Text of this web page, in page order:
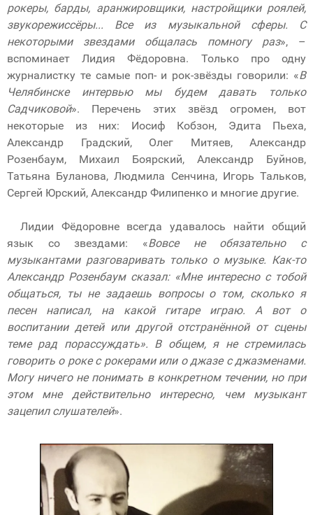
рокеры, барды, аранжировщики, настройщики роялей,
звукорежиссёры... Все из музыкальной сферы. С
некоторыми звездами общалась помногу раз», –
вспоминает Лидия Фёдоровна. Только про одну
журналистку те самые поп- и рок-звёзды говорили: «В
Челябинске интервью мы будем давать только
Садчиковой». Перечень этих звёзд огромен, вот
некоторые из них: Иосиф Кобзон, Эдита Пьеха,
Александр Градский, Олег Митяев, Александр
Розенбаум, Михаил Боярский, Александр Буйнов,
Татьяна Буланова, Людмила Сенчина, Игорь Тальков,
Сергей Юрский, Александр Филипенко и многие другие.
Лидии Фёдоровне всегда удавалось найти общий
язык со звездами: «Вовсе не обязательно с
музыкантами разговаривать только о музыке. Как-то
Александр Розенбаум сказал: «Мне интересно с тобой
общаться, ты не задаешь вопросы о том, сколько я
песен написал, на какой гитаре играю. А вот о
воспитании детей или другой отстранённой от сцены
теме рад порассуждать». В общем, я не стремилась
говорить о роке с рокерами или о джазе с джазменами.
Могу ничего не понимать в конкретном течении, но при
этом мне действительно интересно, чем музыкант
зацепил слушателей».